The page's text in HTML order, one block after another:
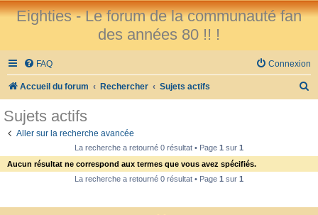
Eighties - Le forum de la communauté fan
des années 80 !! !
FAQ Connexion
Accueil du forum Rechercher Sujets actifs
Sujets actifs
Aller sur la recherche avancée
La recherche a retourné 0 résultat • Page 1 sur 1
Aucun résultat ne correspond aux termes que vous avez spécifiés.
La recherche a retourné 0 résultat • Page 1 sur 1